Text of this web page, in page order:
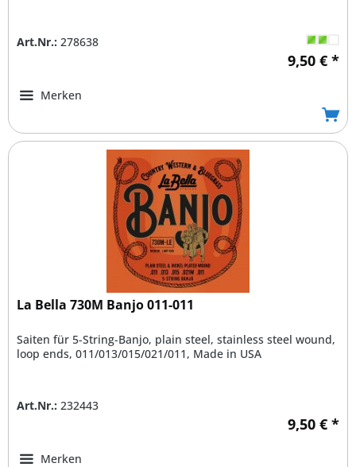
Art.Nr.: 278638
9,50 € *
Merken
La Bella 730M Banjo 011-011
Saiten für 5-String-Banjo, plain steel, stainless steel wound,
loop ends, 011/013/015/021/011, Made in USA
Art.Nr.: 232443
9,50 € *
Merken